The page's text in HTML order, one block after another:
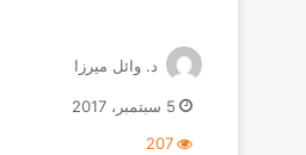
د. وائل ميرزا
5 سبتمبر، 2017
207